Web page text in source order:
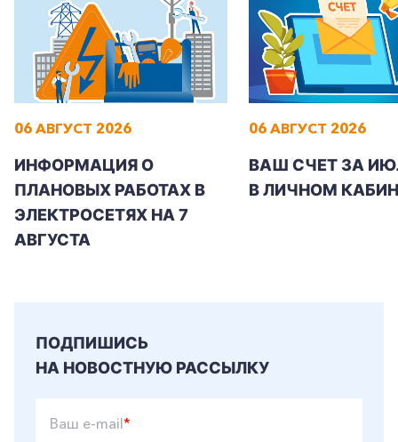
06 АВГУСТ 2026
ИНФОРМАЦИЯ О
ПЛАНОВЫХ РАБОТАХ В
ЭЛЕКТРОСЕТЯХ НА 7
АВГУСТА
06 АВГУСТ 2026
ВАШ СЧЕТ ЗА
В ЛИЧНОМ
ПОДПИШИСЬ
НА НОВОСТНУЮ РАССЫЛКУ
Ваш e-mail*